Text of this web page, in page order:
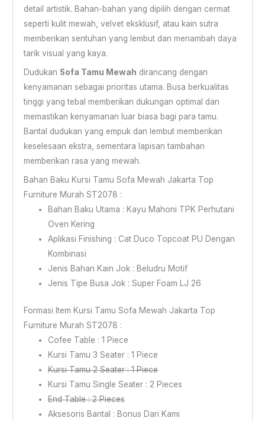
detail artistik. Bahan-bahan yang dipilih dengan cermat
seperti kulit mewah, velvet eksklusif, atau kain sutra
memberikan sentuhan yang lembut dan menambah daya
tarik visual yang kaya.
Dudukan Sofa Tamu Mewah dirancang dengan
kenyamanan sebagai prioritas utama. Busa berkualitas
tinggi yang tebal memberikan dukungan optimal dan
memastikan kenyamanan luar biasa bagi para tamu.
Bantal dudukan yang empuk dan lembut memberikan
keselesaan ekstra, sementara lapisan tambahan
memberikan rasa yang mewah.
Bahan Baku Kursi Tamu Sofa Mewah Jakarta Top
Furniture Murah ST2078 :
Bahan Baku Utama : Kayu Mahoni TPK Perhutani
Oven Kering
Aplikasi Finishing : Cat Duco Topcoat PU Dengan
Kombinasi
Jenis Bahan Kain Jok : Beludru Motif
Jenis Tipe Busa Jok : Super Foam LJ 26
Formasi Item Kursi Tamu Sofa Mewah Jakarta Top
Furniture Murah ST2078 :
Cofee Table : 1 Piece
Kursi Tamu 3 Seater : 1 Piece
Kursi Tamu 2 Seater : 1 Piece
Kursi Tamu Single Seater : 2 Pieces
End Table : 2 Pieces
Aksesoris Bantal : Bonus Dari Kami